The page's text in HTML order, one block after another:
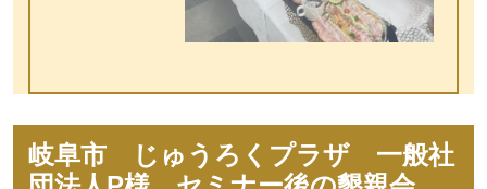
岐阜市 じゅうろくプラザ 一般社